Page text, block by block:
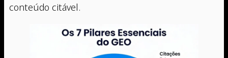
conteúdo citável.